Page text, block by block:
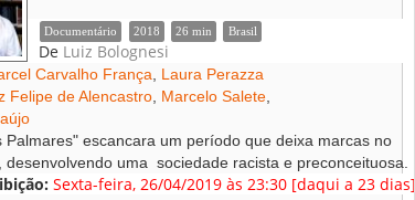
Documentário 2018 26 min Brasil
De Luiz Bolognesi
Carvalho França
Laura Perazza
Felipe de Alencastro Marcelo Salete
Palmares" escancara um período que deixa marcas no
desenvolvendo uma sociedade racista e preconceituosa.
Sexta-feira, 26/04/2019 às 23:30 [daqui a 23 dias]